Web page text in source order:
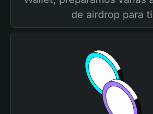
de airdrop para